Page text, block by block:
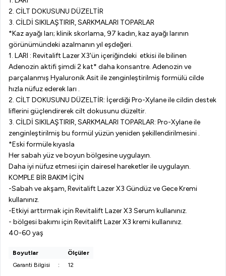
2. CİLT DOKUSUNU DÜZELTİR
3. CİLDİ SIKILAŞTIRIR, SARKMALARI TOPARLAR
*Kaz ayağı ları; klinik skorlama, 97 kadın, kaz ayağı larının
görünümündeki azalmanın yıl eşdeğeri.
1. LARI : Revitalift Lazer X3'ün içeriğindeki etkisi ile bilinen
Adenozin aktifi şimdi 2 kat* daha konsantre. Adenozin ve
parçalanmış Hyaluronik Asit ile zenginleştirilmiş formülü cilde
hızla nüfuz ederek ları .
2. CİLT DOKUSUNU DÜZELTİR: İçerdiği Pro-Xylane ile cildin destek
liflerini güçlendirerek cilt dokusunu düzeltir.
3. CİLDİ SIKILAŞTIRIR, SARKMALARI TOPARLAR: Pro-Xylane ile
zenginleştirilmiş bu formül yüzün yeniden şekillendirilmesini .
*Eski formüle kıyasla
Her sabah yüz ve boyun bölgesine uygulayın.
Daha iyi nüfuz etmesi için dairesel hareketler ile uygulayın.
KOMPLE BİR BAKIM İÇİN
-Sabah ve akşam, Revitalift Lazer X3 Gündüz ve Gece Kremi
kullanınız.
-Etkiyi arttırmak için Revitalift Lazer X3 Serum kullanınız.
- bölgesi bakımı için Revitalift Lazer X3 kremi kullanınız.
40-60 yaş
Boyutlar
Ölçüler
Garanti Bilgisi
: 12